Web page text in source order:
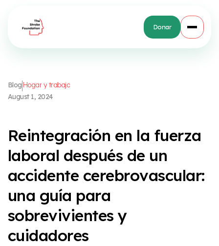
Donar
Blog Hogar y trabajo
August 1, 2024
Reintegración en la fuerza
laboral después de un
accidente cerebrovascular:
una guía para
sobrevivientes y
cuidadores